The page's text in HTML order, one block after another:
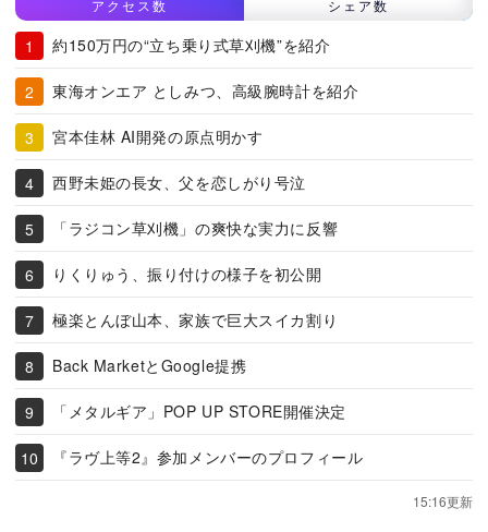
アクセス数 シェア数
約150万円の“立ち乗り式草刈機”を紹介
東海オンエア としみつ、高級腕時計を紹介
宮本佳林 AI開発の原点明かす
西野未姫の長女、父を恋しがり号泣
「ラジコン草刈機」の爽快な実力に反響
りくりゅう、振り付けの様子を初公開
極楽とんぼ山本、家族で巨大スイカ割り
Back MarketとGoogle提携
「メタルギア」POP UP STORE開催決定
『ラヴ上等2』参加メンバーのプロフィール
15:16更新